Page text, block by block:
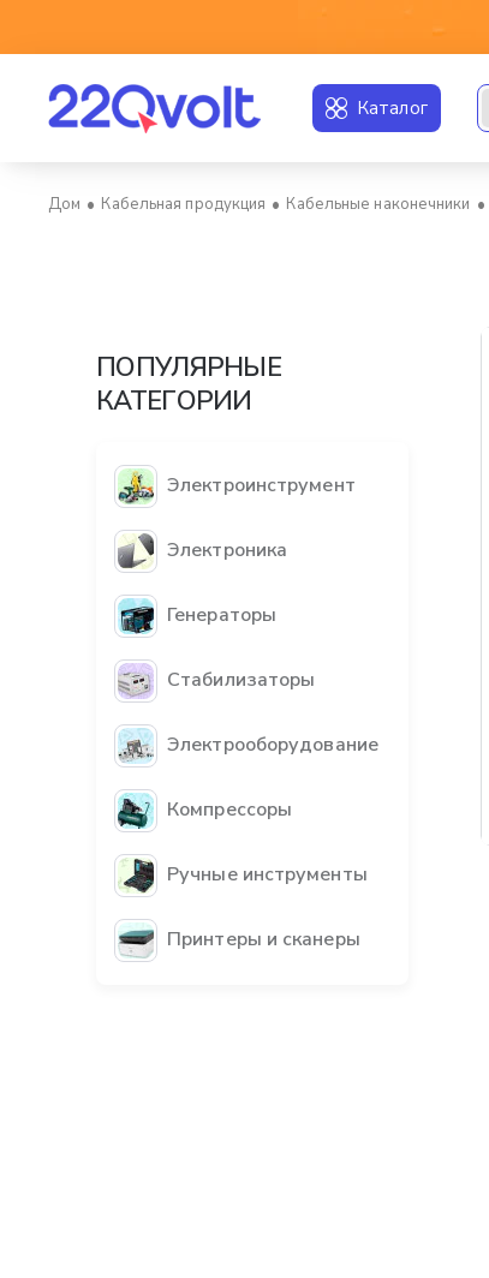
Каталог
Кабельная продукция Кабельные наконечники
ПОПУЛЯРНЫЕ
КАТЕГОРИИ
Электроинструмент
Электроника
Генераторы
Стабилизаторы
Электрооборудование
Компрессоры
Ручные инструменты
Принтеры и сканеры